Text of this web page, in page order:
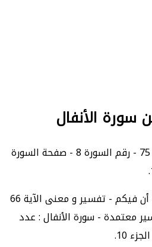
سورة الأنفال - عدد الآيات 75 - رقم السورة 8 - صفحة السورة
الآن خفف الله عنكم وعلم أن فيكم - تفسير و معنى الآية 66
معتمدة - سورة الأنفال : عدد